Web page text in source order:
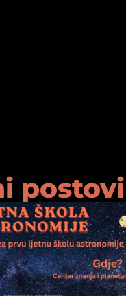
postovi